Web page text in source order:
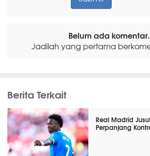
Belum ada komentar.
Jadilah yang pertama
Berita Terkait
Real Madrid
Perpanjang